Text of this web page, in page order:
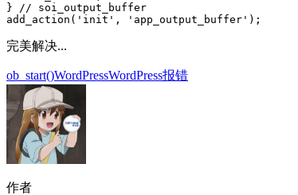
} // soi_output_buffer
add_action('init', 'app_output_buffer');
完美解决...
ob_start()WordPressWordPress报错
作者